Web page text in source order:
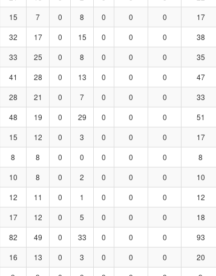
15 7 0 8 0 0 0 17
32 17 0 15 0 0 0 38
33 25 0 8 0 0 0 35
41 28 0 13 0 0 0 47
28 21 0 7 0 0 0 33
48 19 0 29 0 0 0 51
15 12 0 3 0 0 0 17
8 8 0 0 0 0 0 8
10 8 0 2 0 0 0 10
12 11 0 1 0 0 0 12
17 12 0 5 0 0 0 18
82 49 0 33 0 0 0 93
16 13 0 3 0 0 0 20